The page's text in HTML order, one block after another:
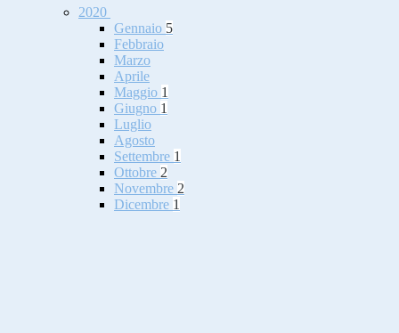
2020
Gennaio 5
Febbraio
Marzo
Aprile
Maggio 1
Giugno 1
Luglio
Agosto
Settembre 1
Ottobre 2
Novembre 2
Dicembre 1